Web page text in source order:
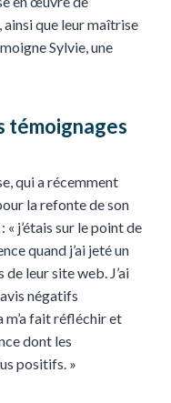
que leur maîtrise
Sylvie, une
témoignages
qui a récemment
la refonte de son
j’étais sur le point de
quand j’ai jeté un
leur site web. J’ai
négatifs
m’a fait réfléchir et
dont les
positifs. »